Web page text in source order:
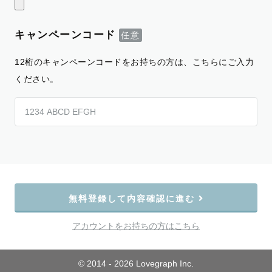
キャンペーンコード
12桁のキャンペーンコードをお持ちの方は、こちらにご入力
ください。
無料登録して内容確認に進む
アカウントをお持ちの方はこちら
© 2014 - 2026 Lovegraph Inc.